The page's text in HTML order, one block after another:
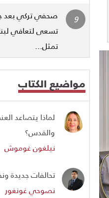
صحفي تركي بعد
تسعى لتعافي
تمثل...
مواضيع الكتاب
لماذا يتصاعد
والقدس؟
نيلغون غوموش
تحالفات جديدة
نصوحي غونغور